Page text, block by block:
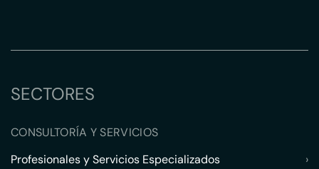
SECTORES
CONSULTORÍA Y SERVICIOS
Profesionales y Servicios Especializados
›